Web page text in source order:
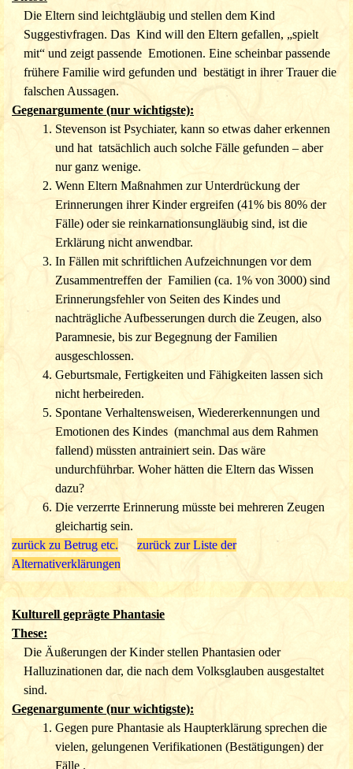
seine allgemeine Vorsicht hervor - auch sich selbst
gegenüber.
C: Bewusster Betrug seitens der Kinder bzw. deren Familien
These:
Das Kind, dessen Eltern bzw. Familienmitglieder und Zeugen
haben sowohl ein Motiv, als auch die Möglichkeit und
zusätzlich die Gelegenheit, einen Reinkarnationsfall
vorzutäuschen. Ein Beispiel wäre, dass ein indisches Kind sich
gerne mit einer höheren Kaste als der eigenen identifizieren
Gegenargumente (nur wichtigste):
In den Einzelfallberichten werden denkbare
Betrugsabsichten und deren Motivationshintergrund
konkret angesprochen, um den Fallangemessen
beurteilen zu können.
Abgesehen von wenigen Ausnahmen konnte in der
großen Mehrzahl aller Fälle kein Motiv gefunden
werden (Publicity, Ansehen, Geld,
die heutige Person seitens der Eltern, usw.).
Viele Eltern haben mit zum Teil heftigen Maßnahmen
versucht, ihre Kinder von den Erinnerungen an ein
früheres Leben abzubringen.Damit zeigen sie drastisch,
generell kein Motiv zur Vortäuschung eines
Reinkarnationsfalles zu haben.
Es würde von den oft armen Familien oder gar einem
Kind einen nicht zu leistenden Aufwand erfordern, viele
Mitglieder beider
Familien, die später Zeugen werden
können, zu beeinflussen. Sie müssten alle für eine
Inszenierung des Wissens und der Verhaltens
darunter Emotionen, Phobien und Wiedererkennungen
geschult werden. Dazu müssten Informationen aus oft
weiter Entfernungbeschafft und alles über viele Jahre
Auch durch Versuche der Missleitung des Kindes haben
Zeugen zu erkennen gegeben, dass sie skeptisch
eingestellt sind und nicht einen
Geburtsmale sind mit der Betrugshypothese nicht
erklärbar.
Die Eltern sind leichtgläubig und stellen dem Kind
Suggestivfragen. Das Kind will den Eltern gefallen, „spielt
mit“ und zeigt passende Emotionen. Eine scheinbar passende
frühere Familie wird gefunden und bestätigt in ihrer Trauer die
falschen Aussagen.
Gegenargumente (nur wichtigste):
Stevenson ist Psychiater, kann so etwas daher erkennen
und hat tatsächlich auch solche Fälle gefunden – aber
nur ganz wenige.
Wenn Eltern Maßnahmen zur Unterdrückung der
Erinnerungen ihrer Kinder ergreifen (41% bis 80% der
Fälle) oder sie reinkarnationsungläubig sind, ist die
Erklärung nicht anwendbar.
In Fällen mit schriftlichen Aufzeichnungen vor dem
Zusammentreffen der Familien (ca. 1% von 3000) sind
Erinnerungsfehler von Seiten des Kindes und
nachträgliche Aufbesserungen durch die Zeugen, also
Paramnesie, bis zur Begegnung der Familien
ausgeschlossen.
Geburtsmale, Fertigkeiten und Fähigkeiten lassen sich
nicht herbeireden.
Spontane Verhaltensweisen, Wiedererkennungen und
Emotionen des Kindes (manchmal aus dem Rahmen
fallend) müssten antrainiert sein. Das wäre
undurchführbar. Woher hätten die Eltern das Wissen
dazu?
Die verzerrte Erinnerung müsste bei mehreren Zeugen
gleichartig sein.
zurück zu Betrug etc.
zurück zur Liste der
Alternativerklärungen
Kulturell geprägte Phantasie
These:
Die Äußerungen der Kinder stellen Phantasien oder
Halluzinationen dar, die nach dem Volksglauben ausgestaltet
sind.
Gegenargumente (nur wichtigste):
Gegen pure Phantasie als Haupterklärung sprechen die
vielen, gelungenen Verifikationen (Bestätigungen) der
Fälle .